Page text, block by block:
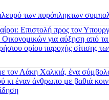
των πυρόπληκτων
Επιστολή προς τον
για αύξηση από
ορίου παροχής σίτισης
τον Λάκη Χαλκιά, ένα
κι έναν άνθρωπο με βαθιά